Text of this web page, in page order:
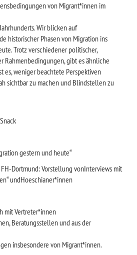
von Migrant*innen im
Wir blicken auf
historischer Phasen von Migration ins
Trotz verschiedener politischer,
Rahmenbedingungen, gibt es ähnliche
es, weniger beachtete Perspektiven
sichtbar zu machen und Blindstellen zu
gestern und heute“
Dortmund: Vorstellung vonInterviews mit
undHoeschianer*innen
mit Vertreter*innen
Beratungsstellen und aus der
insbesondere von Migrant*innen.